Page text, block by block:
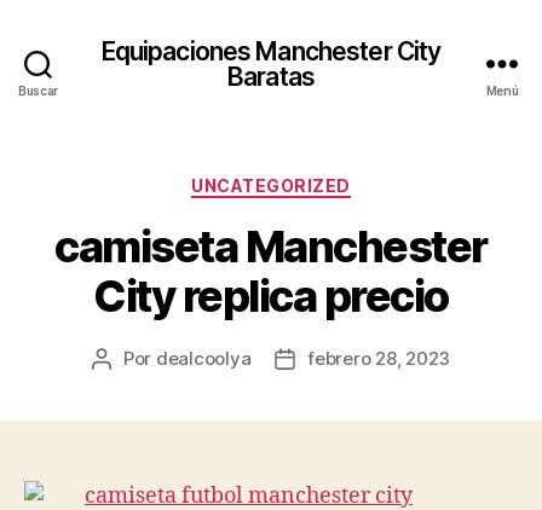
Buscar
Equipaciones Manchester City
Baratas
Menú
Categorías
UNCATEGORIZED
camiseta Manchester
City replica precio
Autor
Por dealcoolya
Fechafebrero 28, 2023